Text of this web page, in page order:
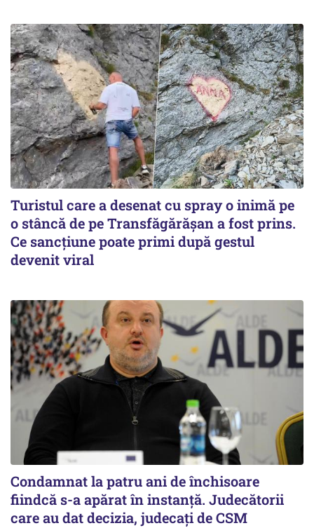
Turistul care a desenat cu spray o inimă pe
o stâncă de pe Transfăgărășan a fost prins.
Ce sancțiune poate primi după gestul
devenit viral
Condamnat la patru ani de închisoare
fiindcă s-a apărat în instanță. Judecătorii
care au dat decizia, judecați de CSM